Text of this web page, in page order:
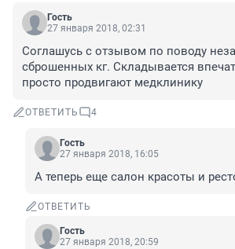
Гость
27 января 2018, 02:31
Соглашусь с отзывом по поводу
сброшенных кг. Складывается
просто продвигают медклинику
ОТВЕТИТЬ 4
Гость
27 января 2018, 16:05
А теперь еще салон красоты и
ОТВЕТИТЬ
Гость
27 января 2018, 20:59